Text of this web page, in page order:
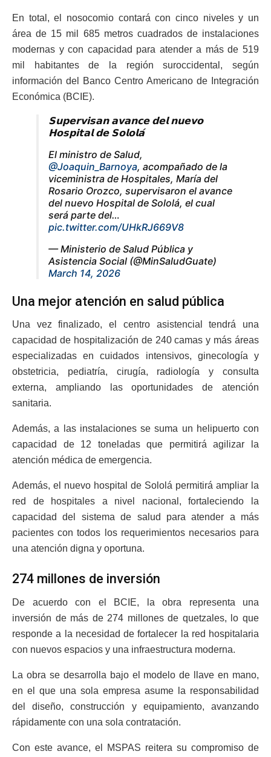
En total, el nosocomio contará con cinco niveles y un
área de 15 mil 685 metros cuadrados de instalaciones
modernas y con capacidad para atender a más de 519
mil habitantes de la región suroccidental, según
información del Banco Centro Americano de Integración
Económica (BCIE).
𝗦𝘂𝗽𝗲𝗿𝘃𝗶𝘀𝗮𝗻 𝗮𝘃𝗮𝗻𝗰𝗲 𝗱𝗲𝗹 𝗻𝘂𝗲𝘃𝗼
𝗛𝗼𝘀𝗽𝗶𝘁𝗮𝗹 𝗱𝗲 𝗦𝗼𝗹𝗼𝗹𝗮́
El ministro de Salud,
@Joaquin_Barnoya, acompañado de la
viceministra de Hospitales, María del
Rosario Orozco, supervisaron el avance
del nuevo Hospital de Sololá, el cual
será parte del…
pic.twitter.com/UHkRJ669V8
— Ministerio de Salud Pública y
Asistencia Social (@MinSaludGuate)
March 14, 2026
Una mejor atención en salud pública
Una vez finalizado, el centro asistencial tendrá una
capacidad de hospitalización de 240 camas y más áreas
especializadas en cuidados intensivos, ginecología y
obstetricia, pediatría, cirugía, radiología y consulta
externa, ampliando las oportunidades de atención
sanitaria.
Además, a las instalaciones se suma un helipuerto con
capacidad de 12 toneladas que permitirá agilizar la
atención médica de emergencia.
Además, el nuevo hospital de Sololá permitirá ampliar la
red de hospitales a nivel nacional, fortaleciendo la
capacidad del sistema de salud para atender a más
pacientes con todos los requerimientos necesarios para
una atención digna y oportuna.
274 millones de inversión
De acuerdo con el BCIE, la obra representa una
inversión de más de 274 millones de quetzales, lo que
responde a la necesidad de fortalecer la red hospitalaria
con nuevos espacios y una infraestructura moderna.
La obra se desarrolla bajo el modelo de llave en mano,
en el que una sola empresa asume la responsabilidad
del diseño, construcción y equipamiento, avanzando
rápidamente con una sola contratación.
Con este avance, el MSPAS reitera su compromiso de